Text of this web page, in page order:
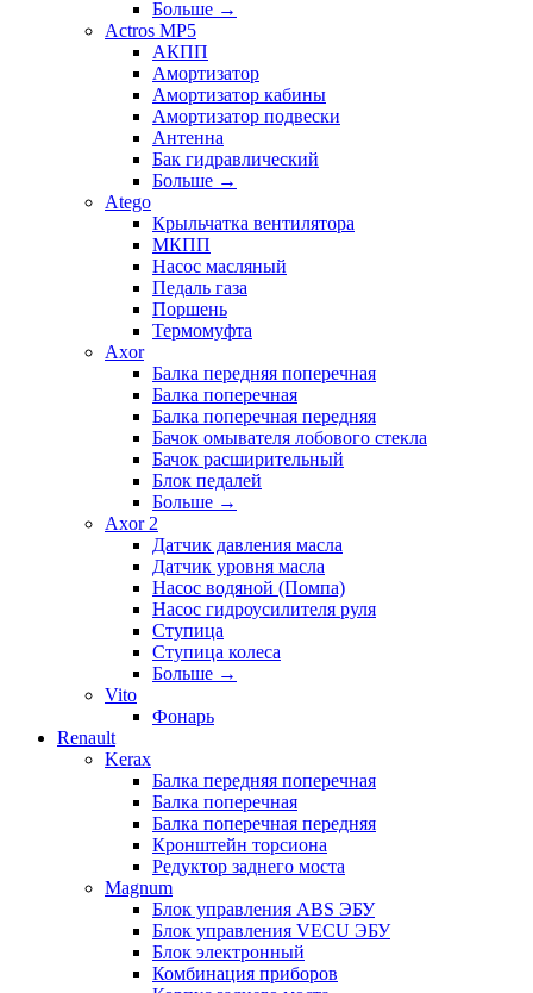
Больше →
Actros MP5
АКПП
Амортизатор
Амортизатор кабины
Амортизатор подвески
Антенна
Бак гидравлический
Больше →
Atego
Крыльчатка вентилятора
МКПП
Насос масляный
Педаль газа
Поршень
Термомуфта
Axor
Балка передняя поперечная
Балка поперечная
Балка поперечная передняя
Бачок омывателя лобового стекла
Бачок расширительный
Блок педалей
Больше →
Axor 2
Датчик давления масла
Датчик уровня масла
Насос водяной (Помпа)
Насос гидроусилителя руля
Ступица
Ступица колеса
Больше →
Vito
Фонарь
Renault
Kerax
Балка передняя поперечная
Балка поперечная
Балка поперечная передняя
Кронштейн торсиона
Редуктор заднего моста
Magnum
Блок управления ABS ЭБУ
Блок управления VECU ЭБУ
Блок электронный
Комбинация приборов